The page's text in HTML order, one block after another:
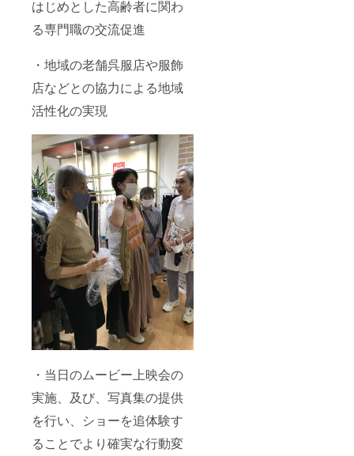
はじめとした高齢者に関わ
る専門職の交流促進
・地域の老舗呉服店や服飾
店などとの協力による地域
活性化の実現
・当日のムービー上映会の
実施、及び、写真集の提供
を行い、ショーを追体験す
ることでより確実な行動変